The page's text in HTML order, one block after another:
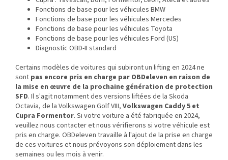
Fonctions de base pour les véhicules BMW
Fonctions de base pour les véhicules Mercedes
Fonctions de base pour les véhicules Toyota
Fonctions de base pour les véhicules Ford (US)
Diagnostic OBD-II standard
Certains modèles de voitures qui subiront un lifting en 2024 ne
sont pas encore pris en charge par OBDeleven en raison de
la mise en œuvre de la prochaine génération de protection
SFD. Il s'agit notamment des versions liftées de la Skoda
Octavia, de la Volkswagen Golf VIII, Volkswagen Caddy 5 et
Cupra Formentor. Si votre voiture a été fabriquée en 2024,
veuillez nous contacter et nous vérifierons si votre véhicule est
pris en charge. OBDeleven travaille à l'ajout de la prise en charge
de ces voitures et nous prévoyons son déploiement dans les
semaines ou les mois à venir.